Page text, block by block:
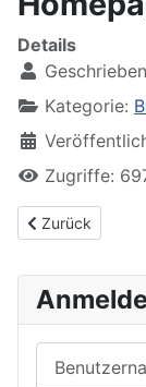
Details
Kategorie:
Zugriffe:
Vorheriger
Zurück